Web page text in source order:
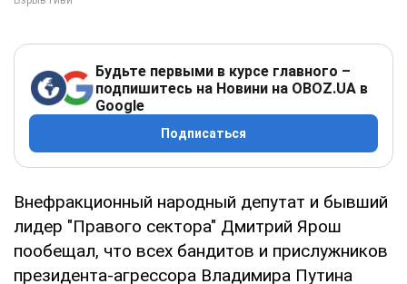
Будьте первыми в курсе главного –
подпишитесь на Новини на OBOZ.UA в
Google
Подписаться
Внефракционный народный депутат и бывший
лидер "Правого сектора" Дмитрий Ярош
пообещал, что всех бандитов и прислужников
президента-агрессора Владимира Путина